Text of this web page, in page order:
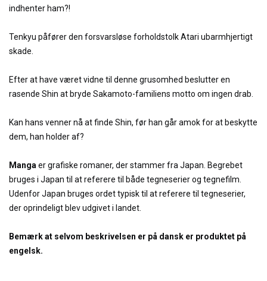
indhenter ham?!
Tenkyu påfører den forsvarsløse forholdstolk Atari ubarmhjertigt
skade.
Efter at have været vidne til denne grusomhed beslutter en
rasende Shin at bryde Sakamoto-familiens motto om ingen drab.
Kan hans venner nå at finde Shin, før han går amok for at beskytte
dem, han holder af?
Manga er grafiske romaner, der stammer fra Japan. Begrebet
bruges i Japan til at referere til både tegneserier og tegnefilm.
Udenfor Japan bruges ordet typisk til at referere til tegneserier,
der oprindeligt blev udgivet i landet.
Bemærk at selvom beskrivelsen er på dansk er produktet på
engelsk.